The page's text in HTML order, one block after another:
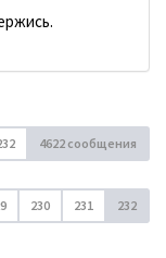
4622 сообщения
230 231 232